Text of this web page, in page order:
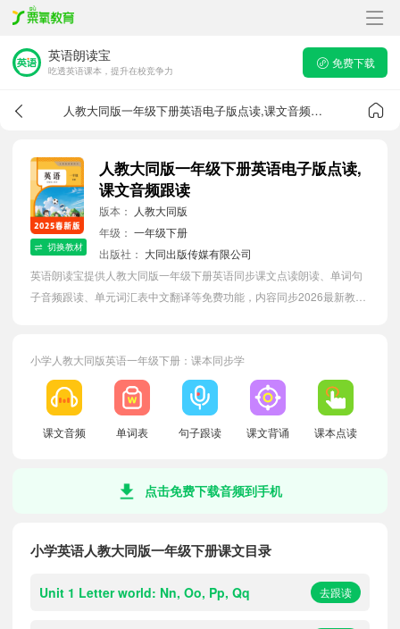
英语朗读宝
吃透英语课本，提升在校竞争力
免费下载
人教大同版一年级下册英语电子版点读,课文音频跟读
切换教材
人教大同版一年级下册英语电子版点读,
课文音频跟读
版本：
人教大同版
年级： 一年级下册
出版社： 大同出版传媒有限公司
英语朗读宝提供人教大同版一年级下册英语同步课文点读朗读、单词句
子音频跟读、单元词汇表中文翻译等免费功能，内容同步2026最新教材
小学人教大同版英语一年级下册：课本同步学
课文音频 单词表 句子跟读 课文背诵 课本点读
点击免费下载音频到手机
小学英语人教大同版一年级下册课文目录
Unit 1 Letter world: Nn, Oo, Pp, Qq 去跟读